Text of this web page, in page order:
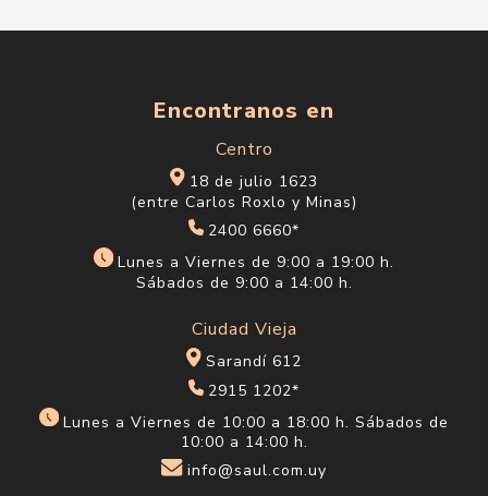
Encontranos en
Centro
18 de julio 1623
(entre Carlos Roxlo y Minas)
2400 6660*
Lunes a Viernes de 9:00 a 19:00 h.
Sábados de 9:00 a 14:00 h.
Ciudad Vieja
Sarandí 612
2915 1202*
Lunes a Viernes de 10:00 a 18:00 h. Sábados de
10:00 a 14:00 h.
info@saul.com.uy